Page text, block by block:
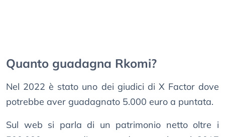
Quanto guadagna Rkomi?
Nel 2022 è stato uno dei giudici di X Factor dove
potrebbe aver guadagnato 5.000 euro a puntata.
Sul web si parla di un patrimonio netto oltre i